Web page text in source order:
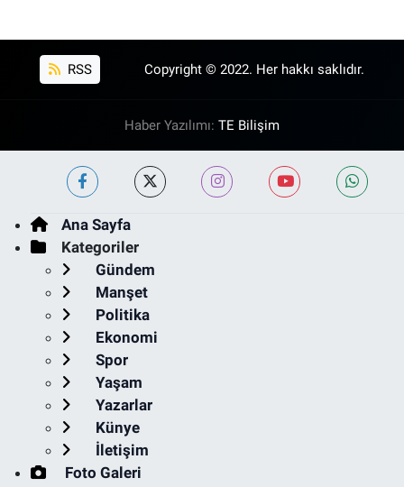
RSS Copyright © 2022. Her hakkı saklıdır.
Haber Yazılımı: TE Bilişim
Ana Sayfa
Kategoriler
Gündem
Manşet
Politika
Ekonomi
Spor
Yaşam
Yazarlar
Künye
İletişim
Foto Galeri